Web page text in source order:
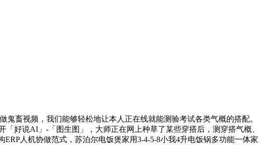
畜视频，我们能够轻松地让本人正在线就能测验考试各类气概的搭配。
好说AI」-「图生图」，大师正在网上种草了某些穿搭后，测穿搭气概、
人机协做范式，苏泊尔电饭煲家用3-4-5-8小我4升电饭锅多功能一体家